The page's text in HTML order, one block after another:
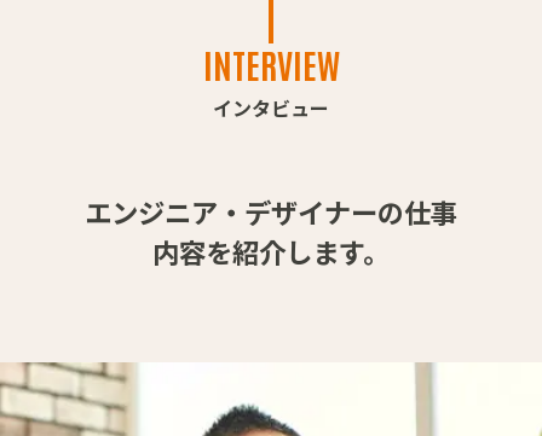
INTERVIEW
インタビュー
エンジニア・デザイナーの仕事
内容を紹介します。